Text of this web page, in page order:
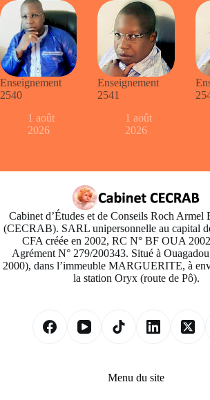
Enseignement
2540
1 août
2026
Enseignement
2541
1 août
2026
Cabinet d’Études et de Conseils Roch
(CECRAB). SARL unipersonnelle au capital
CFA créée en 2002, RC N° BF OUA
Agrément N° 279/200343. Situé à
2000), dans l’immeuble MARGUERITE, à
la station Oryx (route de Pô).
Menu du site